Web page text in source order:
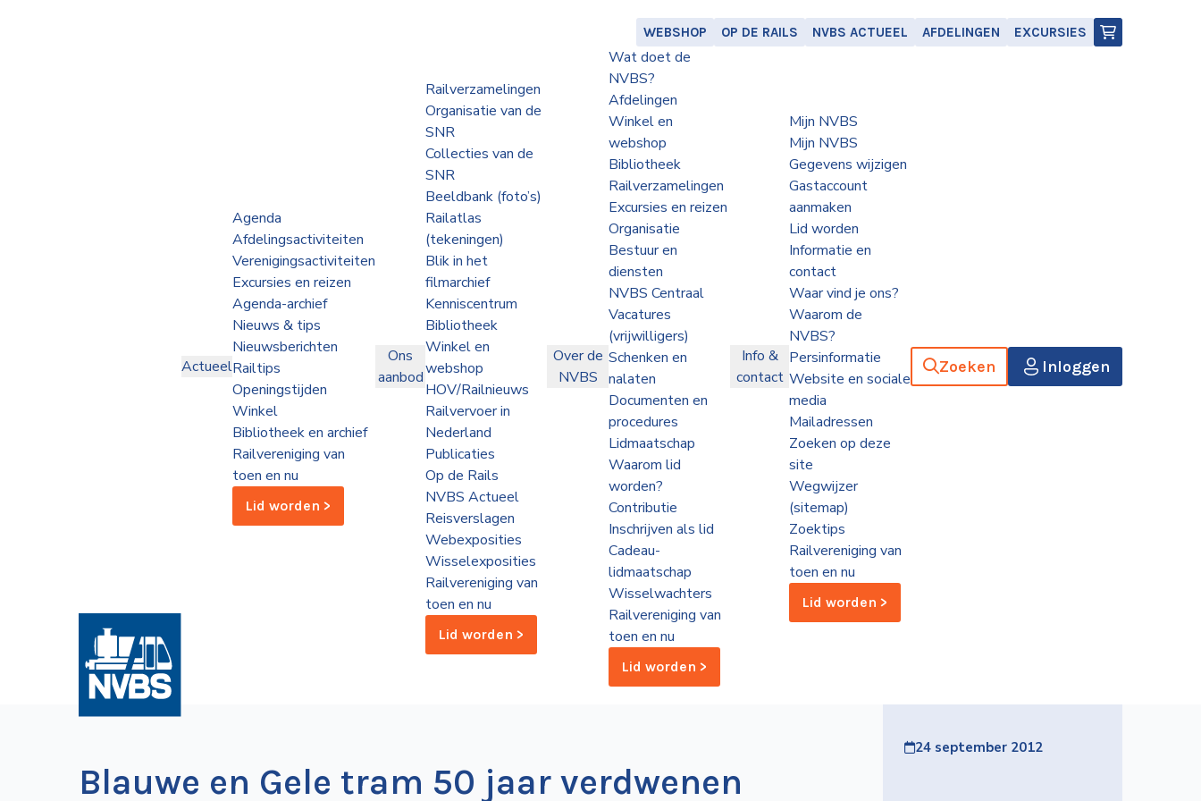
WEBSHOP OP DE RAILS NVBS ACTUEEL AFDELINGEN EXCURSIES
Actueel
Agenda
Afdelingsactiviteiten
Verenigingsactiviteiten
Excursies en reizen
Agenda-archief
Nieuws & tips
Nieuwsberichten
Railtips
Openingstijden
Winkel
Bibliotheek en archief
Railvereniging van
toen en nu
Lid worden >
Ons
aanbod
Railverzamelingen
Organisatie van de
SNR
Collecties van de
SNR
Beeldbank (foto’s)
Railatlas
(tekeningen)
Blik in het
filmarchief
Kenniscentrum
Bibliotheek
Winkel en
webshop
HOV/Railnieuws
Railvervoer in
Nederland
Publicaties
Op de Rails
NVBS Actueel
Reisverslagen
Webexposities
Wisselexposities
Railvereniging van
toen en nu
Lid worden >
Over de
NVBS
Wat doet de
NVBS?
Afdelingen
Winkel en
webshop
Bibliotheek
Railverzamelingen
Excursies en reizen
Organisatie
Bestuur en
diensten
NVBS Centraal
Vacatures
(vrijwilligers)
Schenken en
nalaten
Documenten en
procedures
Lidmaatschap
Waarom lid
worden?
Contributie
Inschrijven als lid
Cadeau-
lidmaatschap
Wisselwachters
Railvereniging van
toen en nu
Lid worden >
Info &
contact
Mijn NVBS
Mijn NVBS
Gegevens wijzigen
Gastaccount
aanmaken
Lid worden
Informatie en
contact
Waar vind je ons?
Waarom de
NVBS?
Persinformatie
Website en sociale
media
Mailadressen
Zoeken op deze
site
Wegwijzer
(sitemap)
Zoektips
Railvereniging van
toen en nu
Lid worden >
Zoeken Inloggen
24 september 2012
Blauwe en Gele tram 50 jaar verdwenen